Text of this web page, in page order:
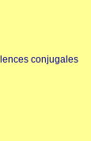
conjugales